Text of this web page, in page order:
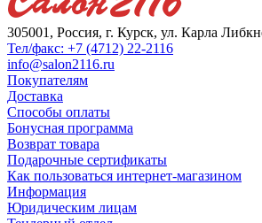
305001, Россия, г. Курск, ул. Карла
Тел/факс: +7 (4712) 22-2116
info@salon2116.ru
Покупателям
Доставка
Способы оплаты
Бонусная программа
Возврат товара
Подарочные сертификаты
Как пользоваться интернет-магазином
Информация
Юридическим лицам